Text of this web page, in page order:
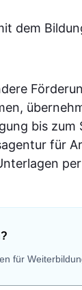
dem
bis
für
für